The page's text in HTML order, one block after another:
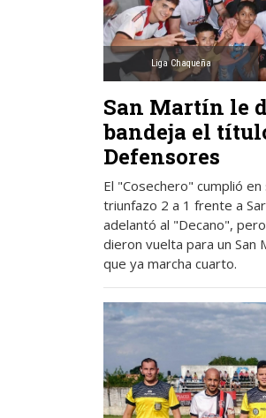
Liga Chaqueña
San Martín le
bandeja el
Defensores
El "Cosechero" cumplió
triunfazo 2 a 1 frente a
adelantó al "Decano",
dieron vuelta para un San
que ya marcha cuarto.